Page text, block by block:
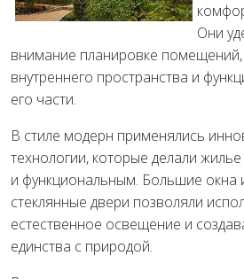
Они
внимание планировке помещений,
внутреннего пространства и
его части.
В стиле модерн применялись
технологии, которые делали
и функциональным. Большие окна
стеклянные двери позволяли
естественное освещение и
единства с природой.